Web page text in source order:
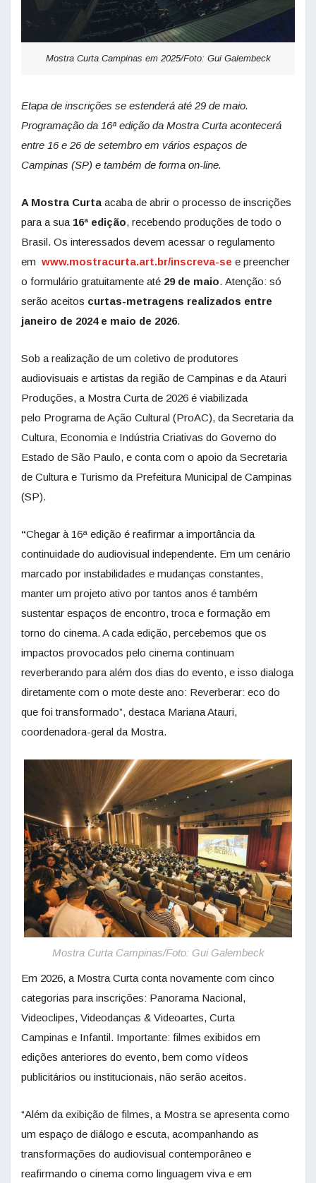
Mostra Curta Campinas em 2025/Foto: Gui Galembeck
Etapa de inscrições se estenderá até 29 de maio.
Programação da 16ª edição da Mostra Curta acontecerá
entre 16 e 26 de setembro em vários espaços de
Campinas (SP) e também de forma on-line.
A Mostra Curta acaba de abrir o processo de inscrições
para a sua 16ª edição, recebendo produções de todo o
Brasil. Os interessados devem acessar o regulamento
em www.mostracurta.art.br/inscreva-se e preencher
o formulário gratuitamente até 29 de maio. Atenção: só
serão aceitos curtas-metragens realizados entre
janeiro de 2024 e maio de 2026.
Sob a realização de um coletivo de produtores
audiovisuais e artistas da região de Campinas e da Atauri
Produções, a Mostra Curta de 2026 é viabilizada
pelo Programa de Ação Cultural (ProAC), da Secretaria da
Cultura, Economia e Indústria Criativas do Governo do
Estado de São Paulo, e conta com o apoio da Secretaria
de Cultura e Turismo da Prefeitura Municipal de Campinas
(SP).
“Chegar à 16ª edição é reafirmar a importância da
continuidade do audiovisual independente. Em um cenário
marcado por instabilidades e mudanças constantes,
manter um projeto ativo por tantos anos é também
sustentar espaços de encontro, troca e formação em
torno do cinema. A cada edição, percebemos que os
impactos provocados pelo cinema continuam
reverberando para além dos dias do evento, e isso dialoga
diretamente com o mote deste ano: Reverberar: eco do
que foi transformado”, destaca Mariana Atauri,
coordenadora-geral da Mostra.
Mostra Curta Campinas/Foto: Gui Galembeck
Em 2026, a Mostra Curta conta novamente com cinco
categorias para inscrições: Panorama Nacional,
Videoclipes, Videodanças & Videoartes, Curta
Campinas e Infantil. Importante: filmes exibidos em
edições anteriores do evento, bem como vídeos
publicitários ou institucionais, não serão aceitos.
“Além da exibição de filmes, a Mostra se apresenta como
um espaço de diálogo e escuta, acompanhando as
transformações do audiovisual contemporâneo e
reafirmando o cinema como linguagem viva e em